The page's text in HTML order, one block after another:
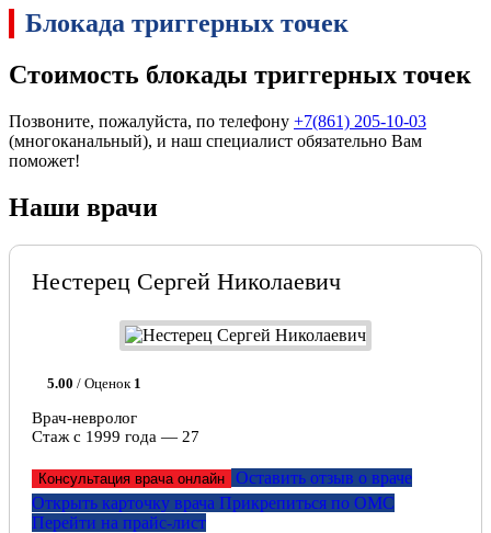
Блокада триггерных точек
Стоимость блокады триггерных точек
Позвоните, пожалуйста, по телефону +7(861) 205-10-03
(многоканальный), и наш специалист обязательно Вам
поможет!
Наши врачи
Нестерец Сергей Николаевич
5.00 / Оценок 1
Врач-невролог
Стаж с 1999 года — 27
Консультация врача онлайн
Оставить отзыв о враче
Открыть карточку врача Прикрепитьcя по ОМС
Перейти на прайс-лист